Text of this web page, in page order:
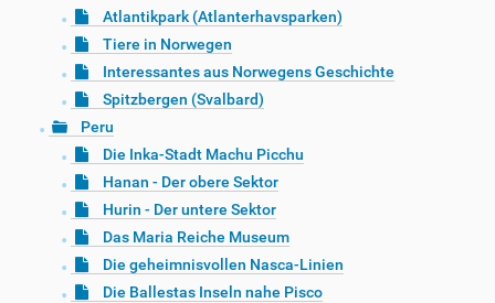
Atlantikpark (Atlanterhavsparken)
Tiere in Norwegen
Interessantes aus Norwegens Geschichte
Spitzbergen (Svalbard)
Peru
Die Inka-Stadt Machu Picchu
Hanan - Der obere Sektor
Hurin - Der untere Sektor
Das Maria Reiche Museum
Die geheimnisvollen Nasca-Linien
Die Ballestas Inseln nahe Pisco